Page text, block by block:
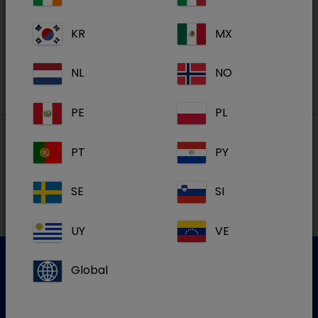
S'inscrire
Nos adresses
KR MX
NL NO
PE PL
PT PY
SE SI
UY VE
Global